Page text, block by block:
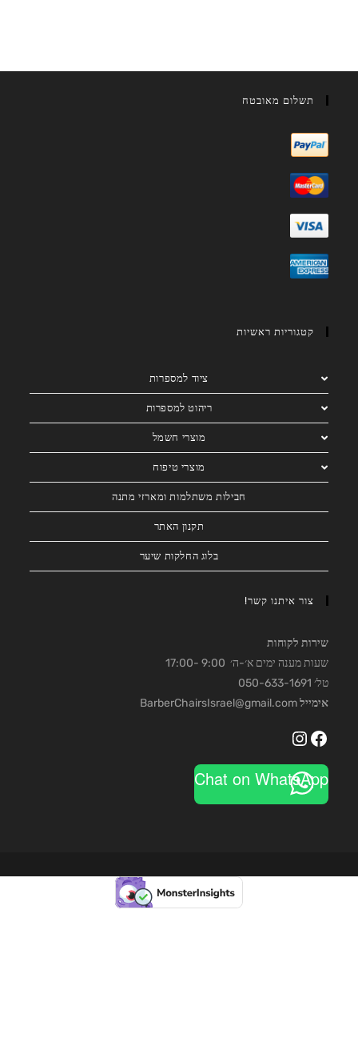
תשלום מאובטח
קטגוריות ראשיות
ציוד למספרות
ריהוט למספרות
מוצרי חשמל
מוצרי טיפוח
חבילות משתלמות ומארזי מתנה
תקנון האתר
בלוג החלקות שיער
צור איתנו קשר!
שירות לקוחות
שעות מענה ימים א׳-ה׳ 9:00 -17:00
טל׳ 050-633-1691
אימיילBarberChairsIsrael@gmail.com
Facebook
Instagram
Chat on WhatsApp